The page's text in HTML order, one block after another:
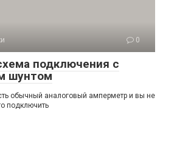
0
подключения с
шунтом
обычный аналоговый амперметр и вы не
подключить